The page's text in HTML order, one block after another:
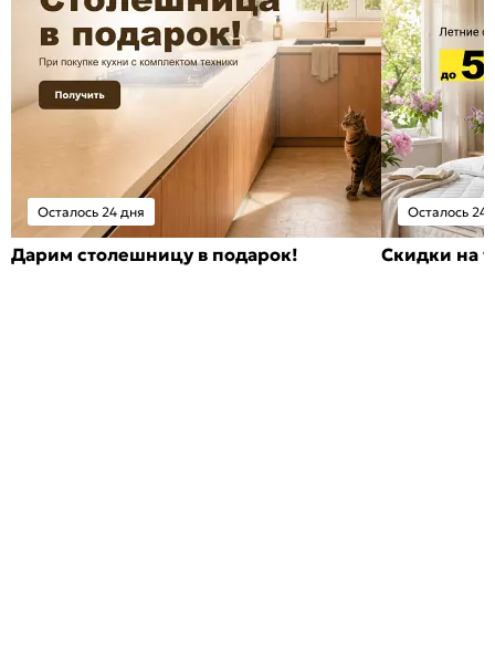
Осталось 24 дня
Дарим столешницу в подарок!
Осталось 24
Скидки на